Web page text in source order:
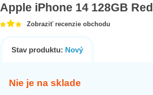
Apple iPhone 14 128GB Red
Zobraziť recenzie obchodu
Stav produktu: Nový
Nie je na sklade